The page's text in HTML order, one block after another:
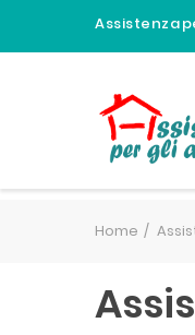
Assistenza
Home